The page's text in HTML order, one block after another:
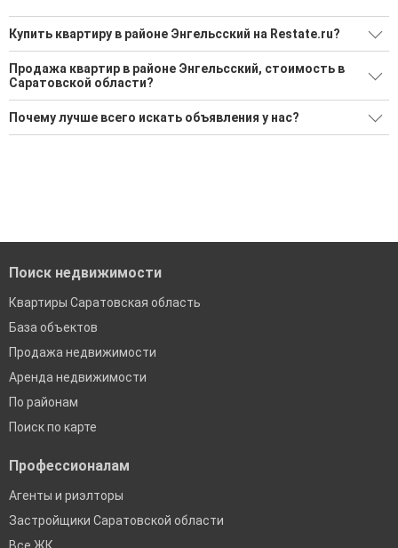
Купить квартиру в районе Энгельсский на Restate.ru?
Поможем Купить квартиру в районе Энгельсский?
1163 актуальных и проверенных объявления
Воспользуйтесь нашим поиском по новостройкам, для
подбора подходящего вам варианта
Продажа квартир в районе Энгельсский, стоимость в
Саратовской области?
Минимальная цена: 3 100 Р. Максимальная цена: 120 000
000 Р; Средняя: 5 581 654 Р
Почему лучше всего искать объявления у нас?
Поиск недвижимости
Квартиры Саратовская область
База объектов
Продажа недвижимости
Аренда недвижимости
По районам
Поиск по карте
Профессионалам
Агенты и риэлторы
Застройщики Саратовской области